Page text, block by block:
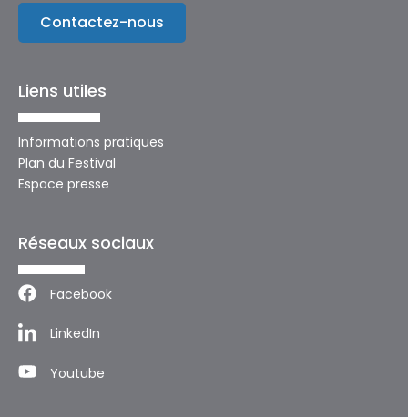
Contactez-nous
Liens utiles
Informations pratiques
Plan du Festival
Espace presse
Réseaux sociaux
Facebook
LinkedIn
Youtube